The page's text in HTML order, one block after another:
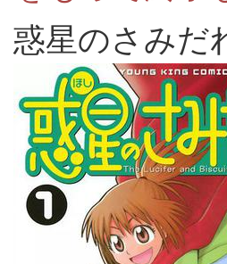
惑星のさみだ